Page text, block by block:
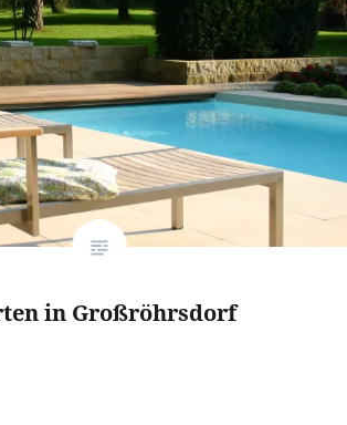
in Großröhrsdorf